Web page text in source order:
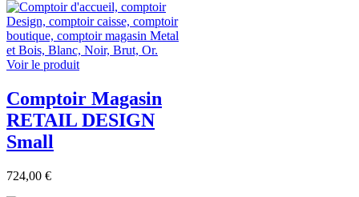
Voir le produit
Comptoir Magasin
RETAIL DESIGN
Small
724,00 €